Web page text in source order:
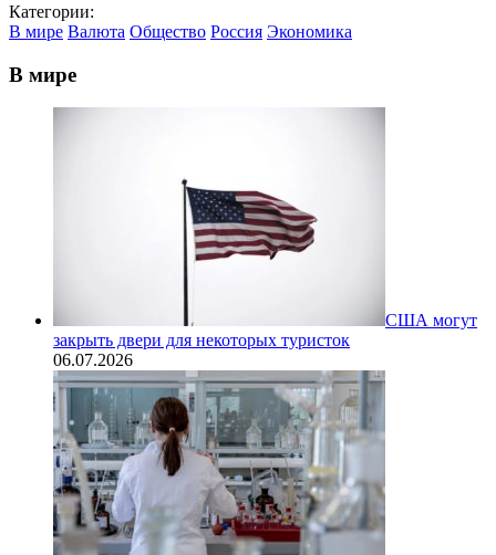
Категории:
В мире Валюта Общество Россия Экономика
В мире
США могут
закрыть двери для некоторых туристок
06.07.2026